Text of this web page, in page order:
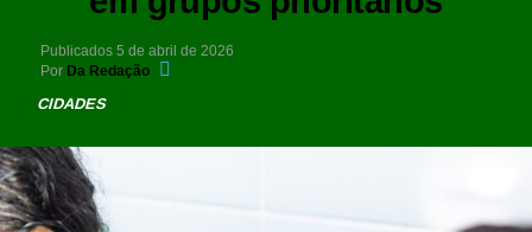
Publicados 5 de abril de 2026
Por Da Redação
CIDADES